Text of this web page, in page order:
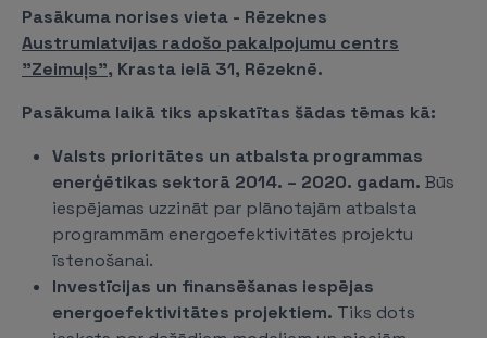
Pasākuma norises vieta - Rēzeknes
Austrumlatvijas radošo pakalpojumu centrs
"Zeimuļs", Krasta ielā 31, Rēzeknē.
Pasākuma laikā tiks apskatītas šādas tēmas kā:
Valsts prioritātes un atbalsta programmas
enerģētikas sektorā 2014. – 2020. gadam. Būs
iespējamas uzzināt par plānotajām atbalsta
programmām energoefektivitātes projektu
īstenošanai.
Investīcijas un finansēšanas iespējas
energoefektivitātes projektiem. Tiks dots